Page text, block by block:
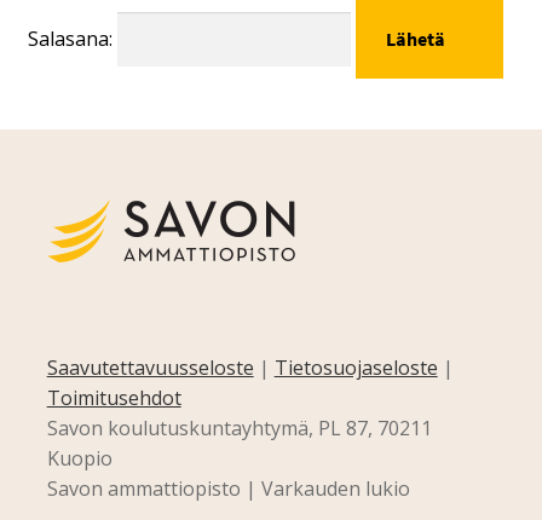
Salasana:
Saavutettavuusseloste | Tietosuojaseloste |
Toimitusehdot
Savon koulutuskuntayhtymä, PL 87, 70211
Kuopio
Savon ammattiopisto | Varkauden lukio